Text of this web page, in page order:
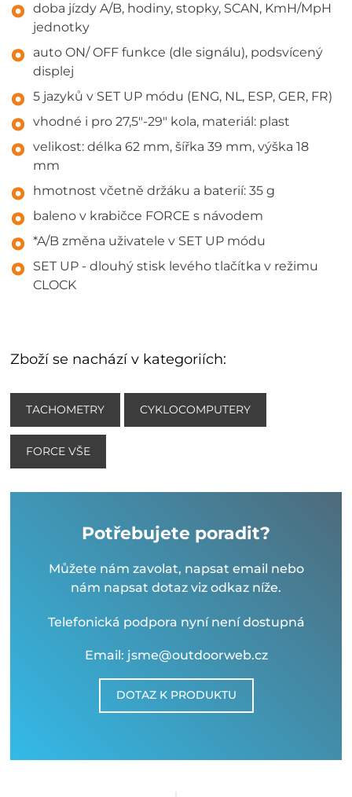
doba jízdy A/B, hodiny, stopky, SCAN, KmH/MpH
jednotky
auto ON/ OFF funkce (dle signálu), podsvícený
displej
5 jazyků v SET UP módu (ENG, NL, ESP, GER, FR)
vhodné i pro 27,5"-29" kola, materiál: plast
velikost: délka 62 mm, šířka 39 mm, výška 18
mm
hmotnost včetně držáku a baterií: 35 g
baleno v krabičce FORCE s návodem
*A/B změna uživatele v SET UP módu
SET UP - dlouhý stisk levého tlačítka v režimu
CLOCK
Zboží se nachází v kategoriích:
TACHOMETRY CYKLOCOMPUTERY
FORCE VŠE
Potřebujete poradit?
Můžete nám zavolat, napsat email nebo
nám napsat dotaz viz odkaz níže.
Telefonická podpora nyní není dostupná
Email: jsme@outdoorweb.cz
DOTAZ K PRODUKTU